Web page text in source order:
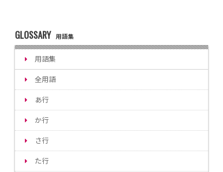
GLOSSARY 用語集
用語集
全用語
あ行
か行
さ行
た行